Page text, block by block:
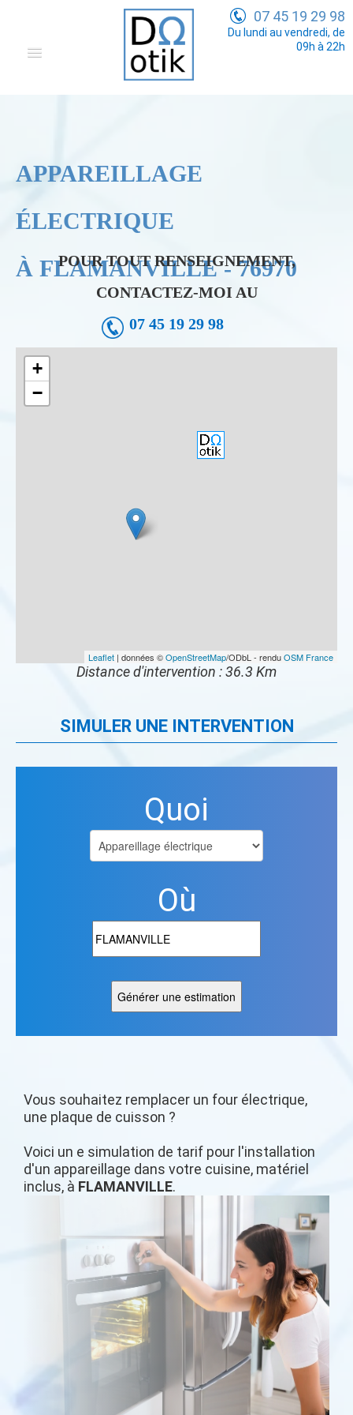
07 45 19 29 98
Du lundi au vendredi, de
09h à 22h
APPAREILLAGE
ÉLECTRIQUE
À FLAMANVILLE - 76970
POUR TOUT RENSEIGNEMENT,
CONTACTEZ-MOI AU
07 45 19 29 98
+
−
Leaflet | données ©OpenStreetMap/ODbL - renduOSM France
Distance d'intervention : 36.3 Km
SIMULER UNE INTERVENTION
Quoi
Où
Vous souhaitez remplacer un four électrique,
une plaque de cuisson ?
Voici un e simulation de tarif pour l'installation
d'un appareillage dans votre cuisine, matériel
inclus, à FLAMANVILLE.